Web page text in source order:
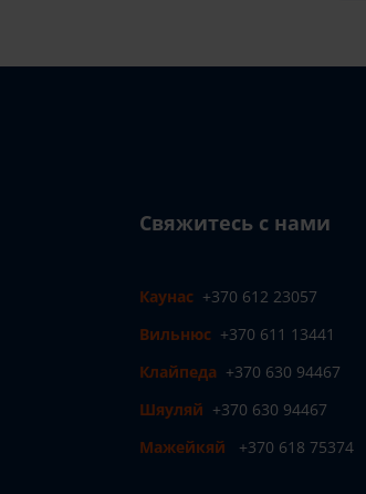
Свяжитесь с нами
Каунас +370 612 23057
Вильнюс +370 611 13441
Клайпеда +370 630 94467
Шяуляй +370 630 94467
Мажейкяй
+370 618 75374